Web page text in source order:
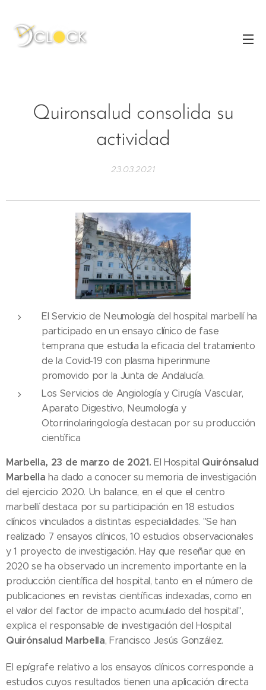
Quironsalud consolida su
actividad
23.03.2021
El Servicio de Neumología del hospital marbellí ha
participado en un ensayo clínico de fase
temprana que estudia la eficacia del tratamiento
de la Covid-19 con plasma hiperinmune
promovido por la Junta de Andalucía.
Los Servicios de Angiología y Cirugía Vascular,
Aparato Digestivo, Neumología y
Otorrinolaringología destacan por su producción
científica
Marbella, 23 de marzo de 2021. El Hospital Quirónsalud
Marbella ha dado a conocer su memoria de investigación
del ejercicio 2020. Un balance, en el que el centro
marbellí destaca por su participación en 18 estudios
clínicos vinculados a distintas especialidades. "Se han
realizado 7 ensayos clínicos, 10 estudios observacionales
y 1 proyecto de investigación. Hay que reseñar que en
2020 se ha observado un incremento importante en la
producción científica del hospital, tanto en el número de
publicaciones en revistas científicas indexadas, como en
el valor del factor de impacto acumulado del hospital",
explica el responsable de investigación del Hospital
Quirónsalud Marbella, Francisco Jesús González.
El epígrafe relativo a los ensayos clínicos corresponde a
estudios cuyos resultados tienen una aplicación directa